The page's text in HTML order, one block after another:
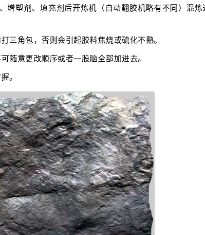
增塑剂、填充剂后开炼机（自动翻胶机略有不同）混炼
三角包，否则会引起胶料焦烧或硫化不熟。
随意更改顺序或者一股脑全部加进去。
。